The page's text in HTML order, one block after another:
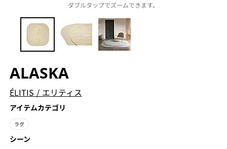
ダブルタップでズームできます。
ALASKA
ÉLITIS / エリティス
アイテムカテゴリ
ラグ
シーン